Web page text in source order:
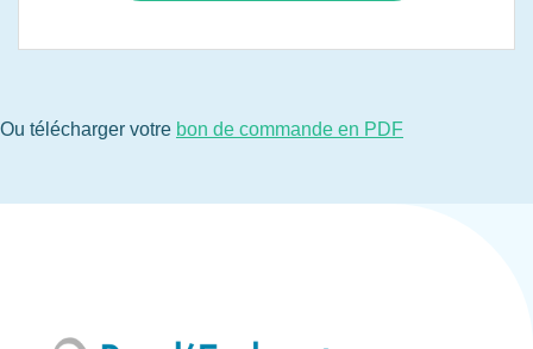
Ou télécharger votre bon de commande en PDF